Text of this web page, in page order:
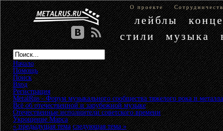
О проекте
лейблы
стили
музыка
Начало
Помощь
Поиск
Вход
Регистрация
MetalRus - Форум музыкального сообщества тяжелого рока и металла
Всё об отечественной и зарубежной музыке»
Отечественные исполнители советского времени»
Укрощение Марса
« предыдущая тема следующая тема »